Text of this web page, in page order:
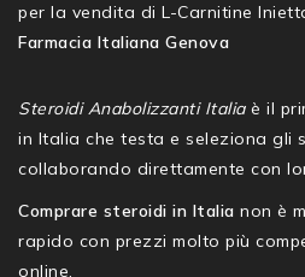
per la vendita di L-Carnitine
Farmacia Italiana Genova
Steroidi Anabolizzanti Italiaè il
in Italia che testa e seleziona gli
collaborando direttamente con
Comprare steroidi in Italia non è
rapido con prezzi molto più
online.